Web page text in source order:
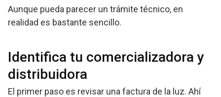
Aunque pueda parecer un trámite técnico, en
realidad es bastante sencillo.
Identifica tu comercializadora y
distribuidora
El primer paso es revisar una factura de la luz. Ahí